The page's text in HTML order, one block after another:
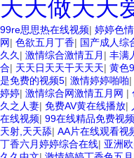
天天做天天
99re思思热在线视频| 婷婷色
网| 色欲五月丁香| 国产成人综
久久 | 激情综合激情五月 | 丰满
合| 天天日天天干天天天| 黄色
是免费的视频5| 激情婷婷啪啪|
婷婷| 激情综合网激情五月网 |
久之人妻| 免费AV黄在线播放|
在线视频| 99在线精品免费视频
天射,天天舔| AA片在线观看视
丁香六月婷婷综合在线| 亚洲